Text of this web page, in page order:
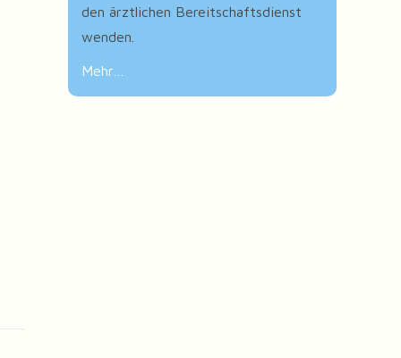
den ärztlichen Bereitschaftsdienst
wenden.
Mehr…